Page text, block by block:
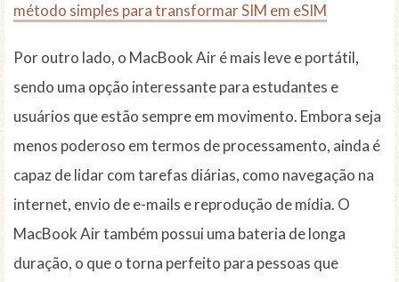
método simples para transformar SIM em eSIM
Por outro lado, o MacBook Air é mais leve e portátil,
sendo uma opção interessante para estudantes e
usuários que estão sempre em movimento. Embora seja
menos poderoso em termos de processamento, ainda é
capaz de lidar com tarefas diárias, como navegação na
internet, envio de e-mails e reprodução de mídia. O
MacBook Air também possui uma bateria de longa
duração, o que o torna perfeito para pessoas que